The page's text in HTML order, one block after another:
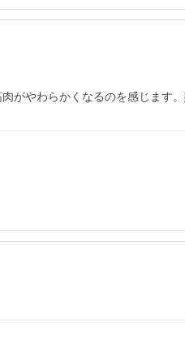
がやわらかくなるのを感じます。